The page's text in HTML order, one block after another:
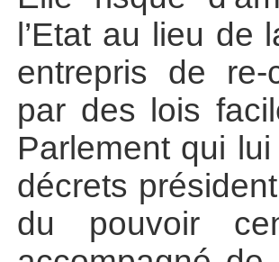
l’Etat au lieu de
entrepris de re-
par des lois
Parlement qui
décrets
du pouvoir